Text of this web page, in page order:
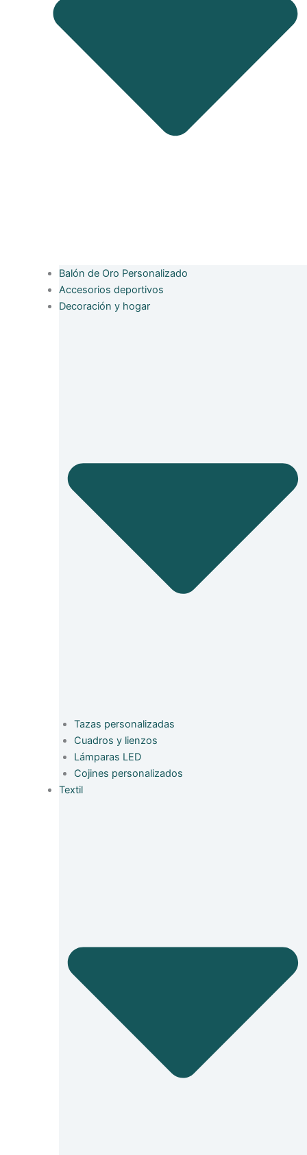
Balón de Oro Personalizado
Accesorios deportivos
Decoración y hogar
Tazas personalizadas
Cuadros y lienzos
Lámparas LED
Cojines personalizados
Textil